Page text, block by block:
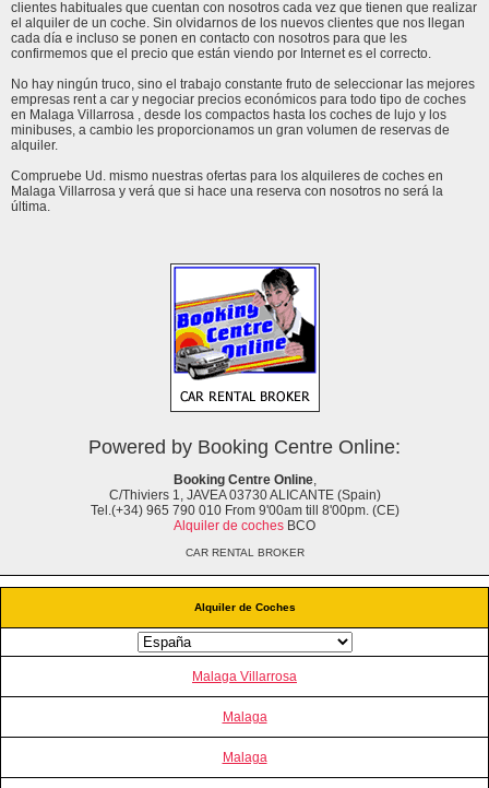
Alquiler de Coches
Malaga Villarrosa
Malaga
Malaga
clientes habituales que cuentan con nosotros cada vez que tienen que realizar
el alquiler de un coche. Sin olvidarnos de los nuevos clientes que nos llegan
cada día e incluso se ponen en contacto con nosotros para que les
confirmemos que el precio que están viendo por Internet es el correcto.
No hay ningún truco, sino el trabajo constante fruto de seleccionar las mejores
empresas rent a car y negociar precios económicos para todo tipo de coches
en Malaga Villarrosa , desde los compactos hasta los coches de lujo y los
minibuses, a cambio les proporcionamos un gran volumen de reservas de
alquiler.
Compruebe Ud. mismo nuestras ofertas para los alquileres de coches en
Malaga Villarrosa y verá que si hace una reserva con nosotros no será la
última.
Powered by Booking Centre Online:
Booking Centre Online,
C/Thiviers 1, JAVEA 03730 ALICANTE (Spain)
Tel.(+34) 965 790 010 From 9'00am till 8'00pm. (CE)
Alquiler de coches BCO
CAR RENTAL BROKER